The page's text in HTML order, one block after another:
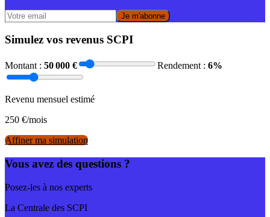
Je m'abonne
Simulez vos revenus SCPI
Montant : 50 000 € Rendement : 6%
Revenu mensuel estimé
250 €/mois
Affiner ma simulation
Vous avez des questions ?
Posez-les à nos experts
La Centrale des SCPI